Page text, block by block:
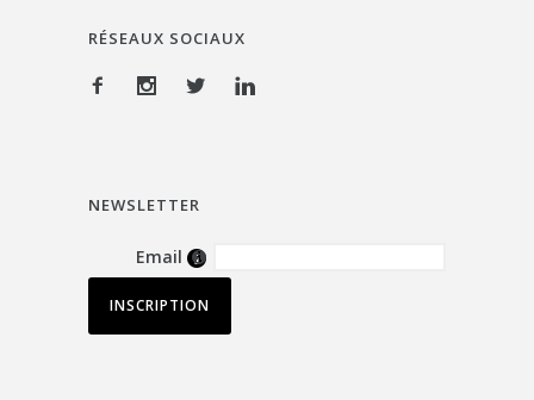
RÉSEAUX SOCIAUX
NEWSLETTER
Email